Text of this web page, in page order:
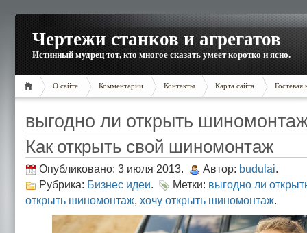
Чертежи станков и агрегатов
Истинный мудрец тот, кто многое сказать умеет коротко и ясно.
О сайте Комментарии Контакты Карта сайта Гостевая
выгодно ли открыть
Как открыть свой шиномонтаж
Опубликовано: 3 июля 2013. Автор: budulai.
Рубрика: Бизнес идеи. Метки: выгодно ли
открыть шиномонтаж, хочу открыть шиномонтаж.